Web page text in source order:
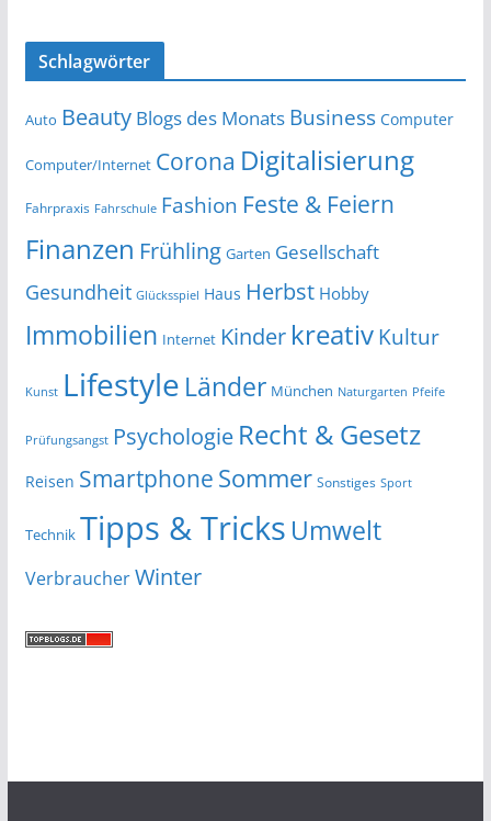
Schlagwörter
Auto Beauty Blogs des Monats Business Computer
Computer/Internet Corona Digitalisierung
Fahrpraxis Fahrschule Fashion Feste & Feiern
Finanzen Frühling Garten Gesellschaft
Gesundheit Glücksspiel Haus Herbst Hobby
Immobilien Internet Kinder kreativKultur
Kunst Lifestyle Länder München Naturgarten Pfeife
Prüfungsangst Psychologie Recht & Gesetz
Reisen Smartphone Sommer Sonstiges Sport
Technik Tipps & Tricks Umwelt
VerbraucherWinter